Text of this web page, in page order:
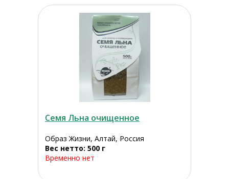
Семя Льна очищенное
Образ Жизни, Алтай, Россия
Вес нетто: 500 г
Временно нет